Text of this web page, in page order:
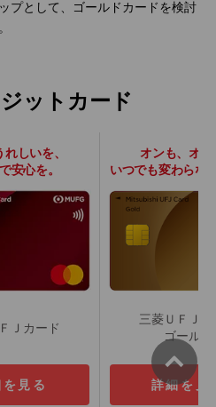
プとして、ゴールドカードを検討
ットカード
れしいを、
安心を。
オンも、オフ
いつでも変わらな
Ｊカード
三菱ＵＦＪカ
ゴールド
見る 詳細を見